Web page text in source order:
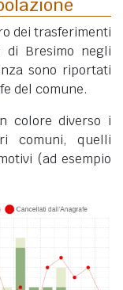
dei trasferimenti
di Bresimo negli
sono riportati
del comune.
colore diverso i
comuni, quelli
(ad esempio